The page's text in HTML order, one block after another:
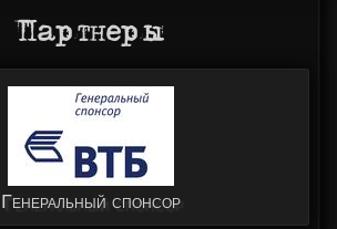
Партнеры
Генеральный спонсор